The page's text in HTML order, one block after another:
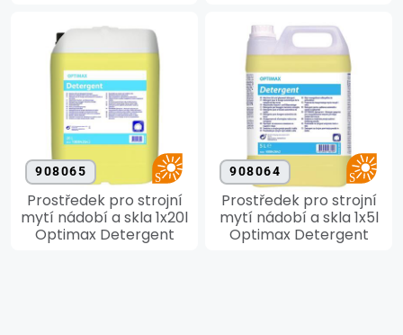
908065
Prostředek pro strojní
mytí nádobí a skla 1x20l
Optimax Detergent
908064
Prostředek pro strojní
mytí nádobí a skla 1x5l
Optimax Detergent